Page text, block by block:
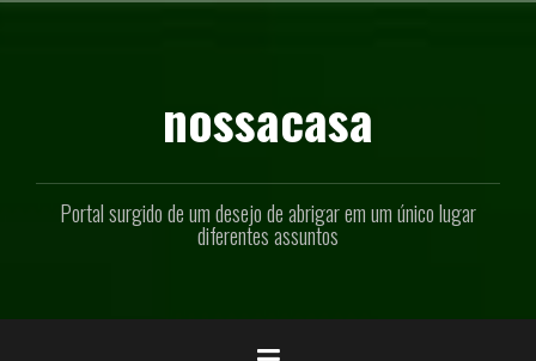
nossacasa
Portal surgido de um desejo de abrigar em um único lugar
diferentes assuntos